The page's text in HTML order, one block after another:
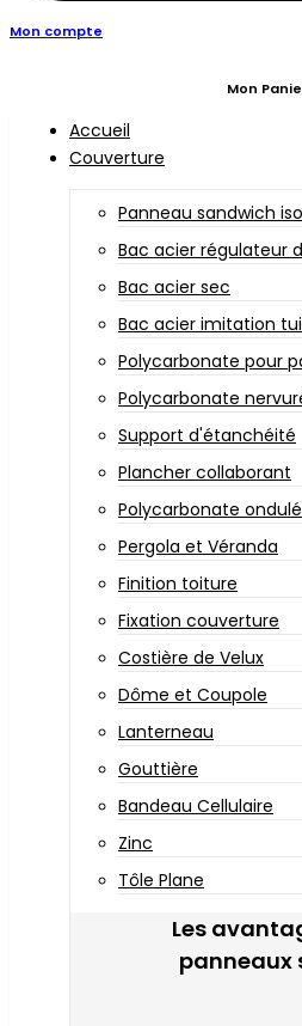
Mon compte
Mon
Accueil
Couverture
Panneau sandwich
Bac acier régulateur
Bac acier sec
Bac acier imitation
Polycarbonate pour
Polycarbonate
Support d'étanchéité
Plancher collaborant
Polycarbonate ondulé
Pergola et Véranda
Finition toiture
Fixation couverture
Costière de Velux
Dôme et Coupole
Lanterneau
Gouttière
Bandeau Cellulaire
Zinc
Tôle Plane
Les
panneaux